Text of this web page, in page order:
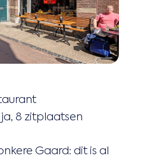
ja, 8 zitplaatsen
Gaard: dit is al